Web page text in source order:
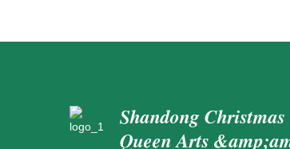
Shandong Christmas
Queen Arts